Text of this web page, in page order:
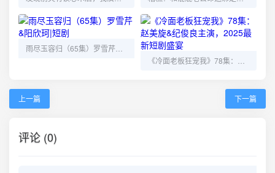
上一篇 下一篇
评论 (0)